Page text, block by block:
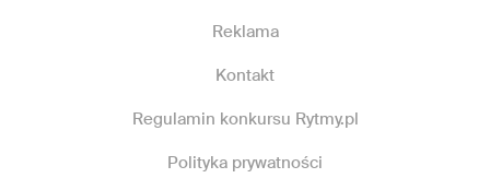
Reklama
Kontakt
Regulamin konkursu Rytmy.pl
Polityka prywatności